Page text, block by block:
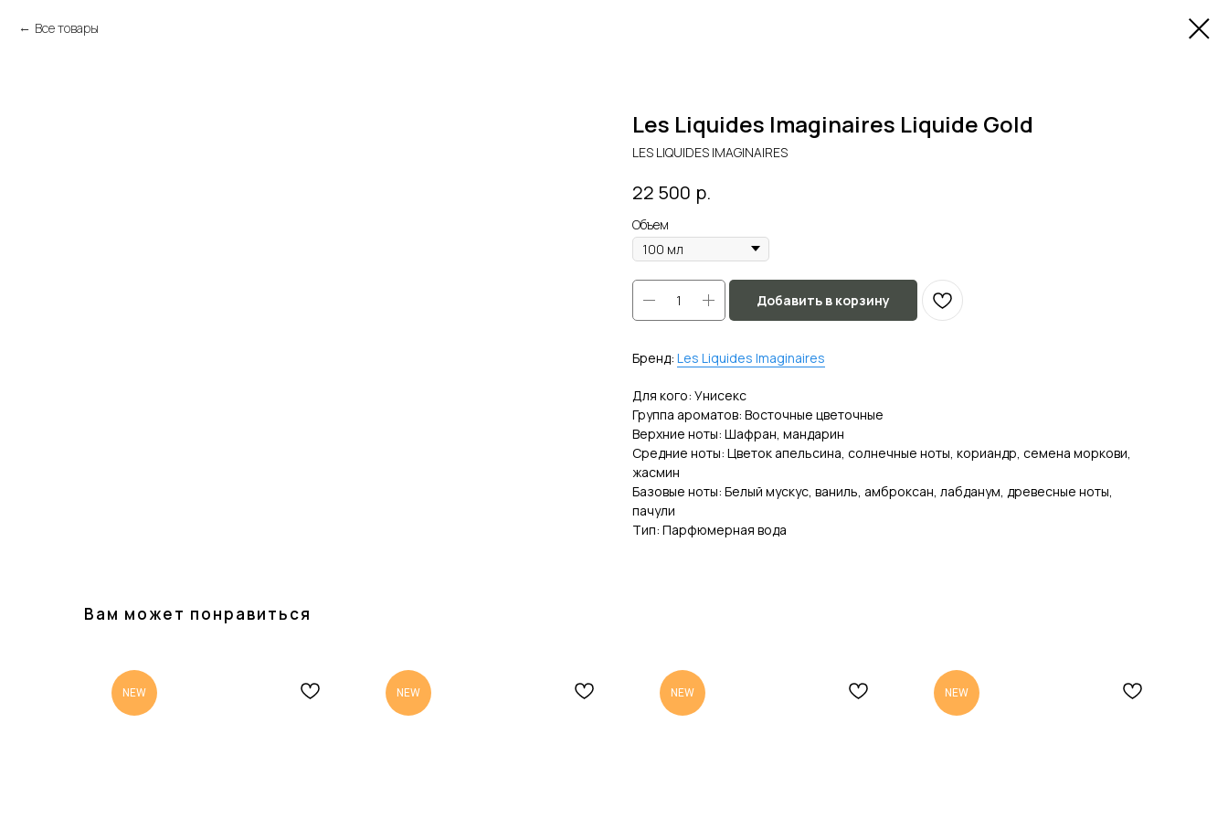
Все товары
Les Liquides Imaginaires Liquide Gold
LES LIQUIDES IMAGINAIRES
22 500 р.
Объем
Добавить в корзину
Бренд: Les Liquides Imaginaires
Для кого: Унисекс
Группа ароматов: Восточные цветочные
Верхние ноты: Шафран, мандарин
Средние ноты: Цветок апельсина, солнечные ноты, кориандр, семена моркови,
жасмин
Базовые ноты: Белый мускус, ваниль, амброксан, лабданум, древесные ноты,
пачули
Тип: Парфюмерная вода
Вам может понравиться
NEW NEW NEW NEW